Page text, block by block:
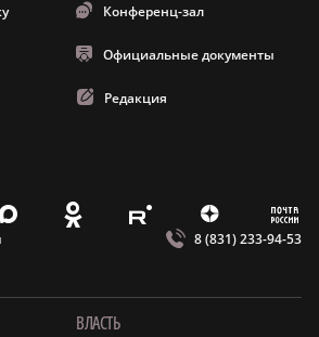
Конференц-зал
Официальные документы
Редакция
X O E Z m
8 (831) 233-94-53
ВЛАСТЬ